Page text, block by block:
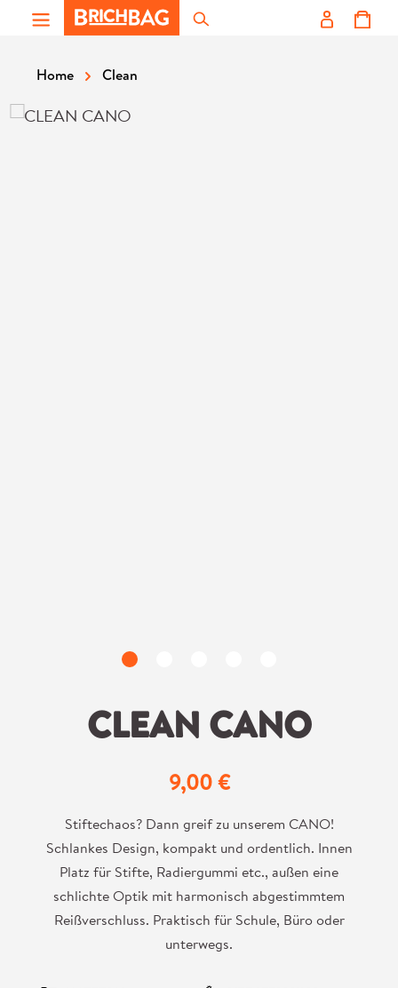
Zum Hauptinhalt springen
Home Clean
Bildergalerie überspringen
CLEAN CANO
Regulärer Preis:
9,00 €
Stiftechaos? Dann greif zu unserem CANO!
Schlankes Design, kompakt und ordentlich. Innen
Platz für Stifte, Radiergummi etc., außen eine
schlichte Optik mit harmonisch abgestimmtem
Reißverschluss. Praktisch für Schule, Büro oder
unterwegs.